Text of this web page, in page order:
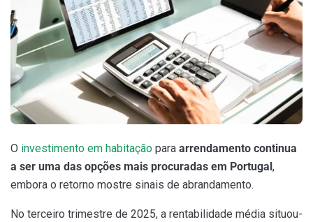
O investimento em habitação para arrendamento continua
a ser uma das opções mais procuradas em Portugal ,
embora o retorno mostre sinais de abrandamento.
No terceiro trimestre de 2025, a rentabilidade média situou-